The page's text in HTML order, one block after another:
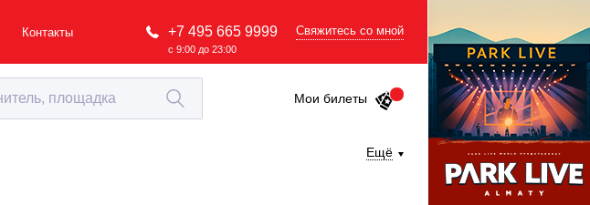
Контакты +7 495 665 9999
с 9:00 до 23:00
Свяжитесь со мной
Мои билеты
Ещё